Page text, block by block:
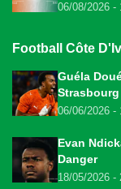
06/08/2026 -
Football Côte
Guéla
Strasbourg
06/06/2026 -
Evan
Danger
18/05/2026 -